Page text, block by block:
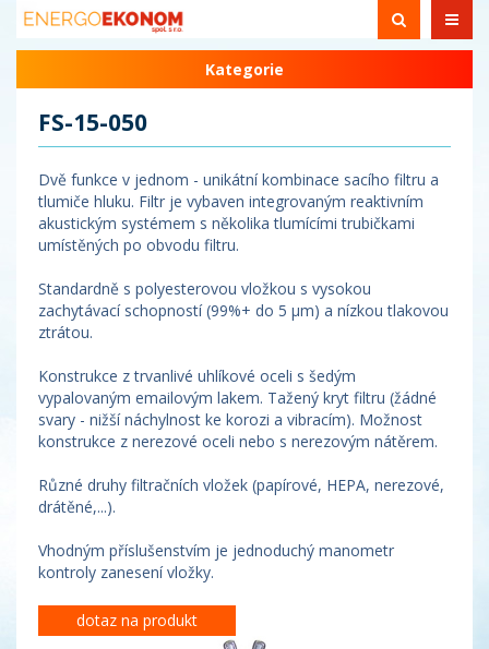
Kategorie
FS-15-050
Dvě funkce v jednom - unikátní kombinace sacího filtru a
tlumiče hluku. Filtr je vybaven integrovaným reaktivním
akustickým systémem s několika tlumícími trubičkami
umístěných po obvodu filtru.
Standardně s polyesterovou vložkou s vysokou
zachytávací schopností (99%+ do 5 µm) a nízkou tlakovou
ztrátou.
Konstrukce z trvanlivé uhlíkové oceli s šedým
vypalovaným emailovým lakem. Tažený kryt filtru (žádné
svary - nižší náchylnost ke korozi a vibracím). Možnost
konstrukce z nerezové oceli nebo s nerezovým nátěrem.
Různé druhy filtračních vložek (papírové, HEPA, nerezové,
drátěné,...).
Vhodným příslušenstvím je jednoduchý manometr
kontroly zanesení vložky.
dotaz na produkt